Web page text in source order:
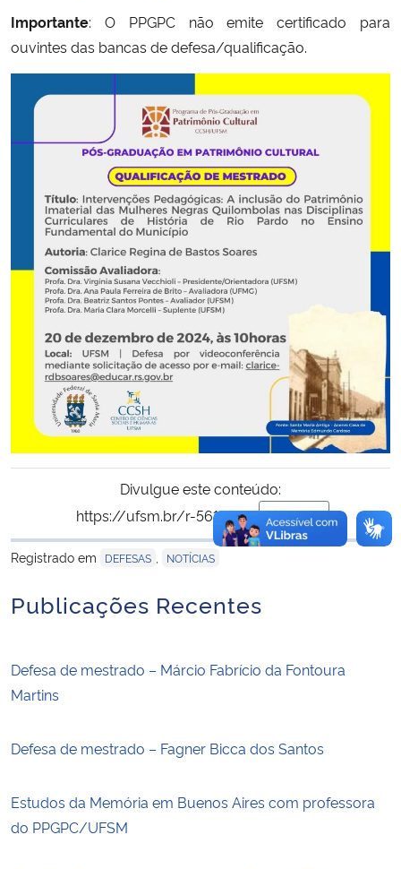
Secretaria-Geral
Secretaria de Governo
Gabinete de Segurança Institucional
Advocacia-Geral da União
Banco Central do Brasil
Importante: O PPGPC não emite certificado para
ouvintes das bancas de defesa/qualificação.
Divulgue este conteúdo:
https://ufsm.br/r-561-1612
Copiar
para área de
Registrado em
DEFESAS NOTÍCIAS
Publicações Recentes
Defesa de mestrado – Márcio Fabrício da Fontoura
Martins
Defesa de mestrado – Fagner Bicca dos Santos
Estudos da Memória em Buenos Aires com professora
do PPGPC/UFSM